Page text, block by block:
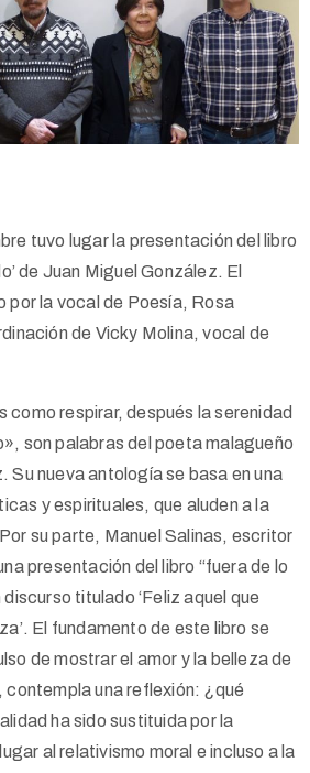
tuvo lugar la presentación del libro
de Juan Miguel González. El
por la vocal de Poesía, Rosa
de Vicky Molina, vocal de
como respirar, después la serenidad
son palabras del poeta malagueño
Su nueva antología se basa en una
y espirituales, que aluden a la
su parte, Manuel Salinas, escritor
presentación del libro “fuera de lo
titulado ‘Feliz aquel que
El fundamento de este libro se
de mostrar el amor y la belleza de
contempla una reflexión: ¿qué
ha sido sustituida por la
al relativismo moral e incluso a la